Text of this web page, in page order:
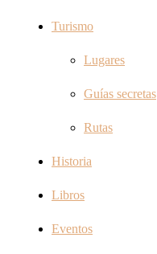
Turismo
Lugares
Guías secretas
Rutas
Historia
Libros
Eventos